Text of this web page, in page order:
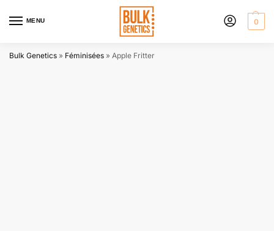
MENU 0
Bulk Genetics » Féminisées » Apple Fritter